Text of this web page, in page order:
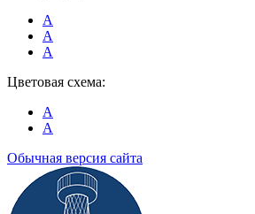
A
A
A
Цветовая схема:
A
A
Обычная версия сайта